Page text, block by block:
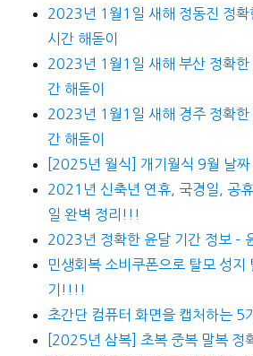
2023년 1월1일 새해 정동진 정확
시간 해돋이
2023년 1월1일 새해 부산 정확한
간 해돋이
2023년 1월1일 새해 경주 정확한
간 해돋이
[2025년 월식] 개기월식 9월 날짜
2021년 신축년 연휴, 국경일, 공
일 완벽 정리!!!
2023년 정확한 윤달 기간 정보 –
민생회복 소비쿠폰으로 탈모 성지
기!!!!
초간단 컴퓨터 화면을 캡처하는 5
[2025년 삼복] 초복 중복 말복 정